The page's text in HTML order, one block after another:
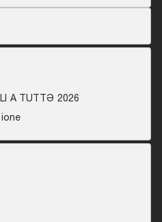
A TUTTƏ 2026